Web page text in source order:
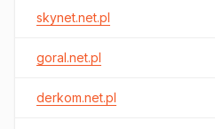
skynet.net.pl
goral.net.pl
derkom.net.pl